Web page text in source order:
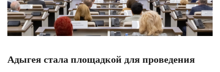
Адыгея стала площадкой для проведения